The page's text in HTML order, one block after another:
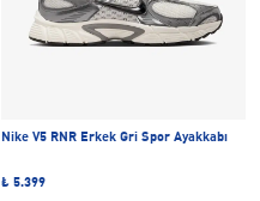
Nike V5 RNR Erkek Gri Spor Ayakkabı
₺ 5.399